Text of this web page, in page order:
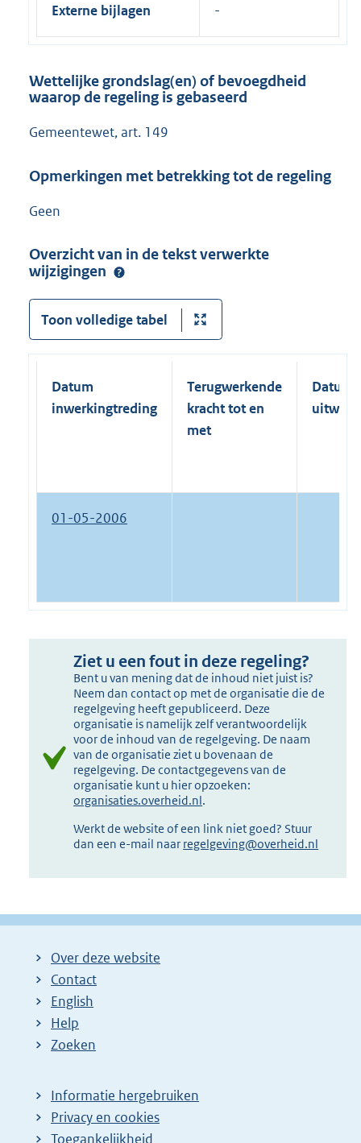
Externe bijlagen
Wettelijke grondslag(en) of bevoegdheid
waarop de regeling is gebaseerd
Gemeentewet, art. 149
Opmerkingen met betrekking tot de regeling
Geen
Overzicht van in de tekst verwerkte
wijzigingen
Toon volledige tabel
Datum
inwerkingtreding
Terugwerkende
kracht tot en
met
Datum
01-05-2006
Ziet u een fout in deze regeling?
Bent u van mening dat de inhoud niet juist is?
Neem dan contact op met de organisatie die de
regelgeving heeft gepubliceerd. Deze
organisatie is namelijk zelf verantwoordelijk
voor de inhoud van de regelgeving. De naam
van de organisatie ziet u bovenaan de
regelgeving. De contactgegevens van de
organisatie kunt u hier opzoeken:
organisaties.overheid.nl.
Werkt de website of een link niet goed? Stuur
dan een e-mail naar regelgeving@overheid.nl
Over deze website
Contact
English
Help
Zoeken
Informatie hergebruiken
Privacy en cookies
Toegankelijkheid